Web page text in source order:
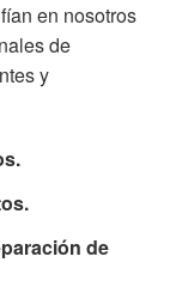
en nosotros
de
y
de